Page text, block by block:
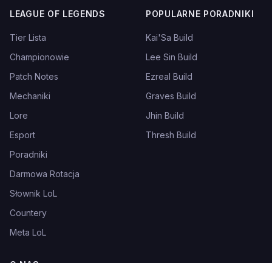
LEAGUE OF LEGENDS
Tier Lista
Championowie
Patch Notes
Mechaniki
Lore
Esport
Poradniki
Darmowa Rotacja
Słownik LoL
Countery
Meta LoL
POPULARNE PORADNIKI
Kai'Sa Build
Lee Sin Build
Ezreal Build
Graves Build
Jhin Build
Thresh Build